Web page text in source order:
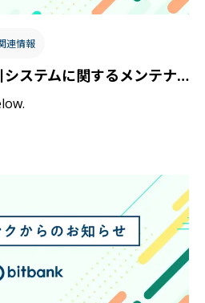
連情報
2026年5月14日の取引システムに関するメンテナンスのお知らせ / Notice of Trading System Maintenance on May 14, 2026 JST